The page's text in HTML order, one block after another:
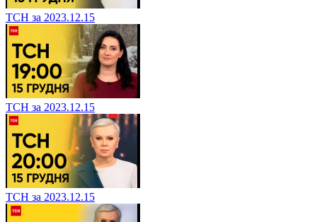
ТСН за 2023.12.15
ТСН за 2023.12.15
ТСН за 2023.12.15